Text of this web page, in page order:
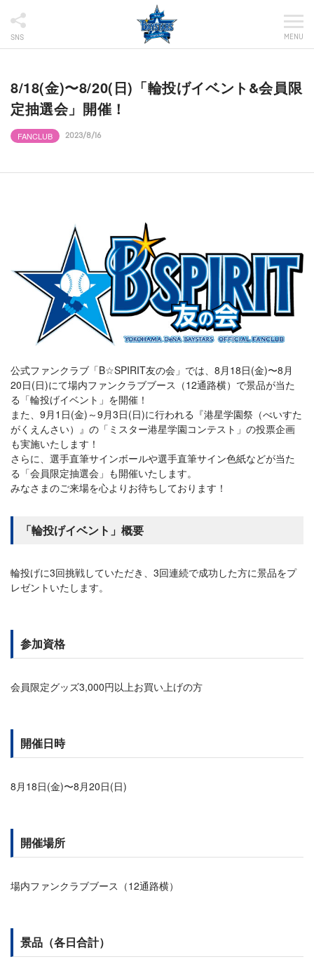
SNS MENU
8/18(金)〜8/20(日)「輪投げイベント&会員限
定抽選会」開催！
FANCLUB 2023/8/16
公式ファンクラブ「B☆SPIRIT友の会」では、8月18日(金)〜8月
20日(日)にて場内ファンクラブブース（12通路横）で景品が当た
る「輪投げイベント」を開催！
また、9月1日(金)～9月3日(日)に行われる『港星学園祭（べいすた
がくえんさい）』の「ミスター港星学園コンテスト」の投票企画
も実施いたします！
さらに、選手直筆サインボールや選手直筆サイン色紙などが当た
る「会員限定抽選会」も開催いたします。
みなさまのご来場を心よりお待ちしております！
「輪投げイベント」概要
輪投げに3回挑戦していただき、3回連続で成功した方に景品をプ
レゼントいたします。
参加資格
会員限定グッズ3,000円以上お買い上げの方
開催日時
8月18日(金)〜8月20日(日)
開催場所
場内ファンクラブブース（12通路横）
景品（各日合計）